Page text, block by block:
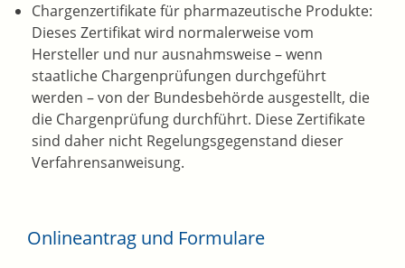
Chargenzertifikate für pharmazeutische Produkte:
Dieses Zertifikat wird normalerweise vom
Hersteller und nur ausnahmsweise – wenn
staatliche Chargenprüfungen durchgeführt
werden – von der Bundesbehörde ausgestellt, die
die Chargenprüfung durchführt. Diese Zertifikate
sind daher nicht Regelungsgegenstand dieser
Verfahrensanweisung.
Onlineantrag und Formulare